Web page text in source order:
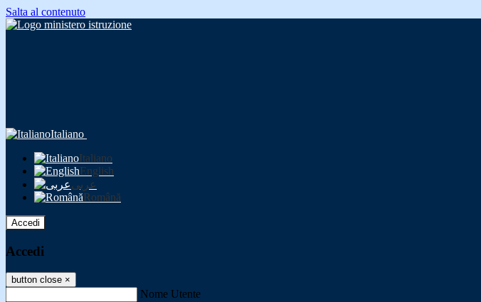
Salta al contenuto
Italiano
Italiano
English
عربى
Română
Accedi
Accedi
button close ×
Nome Utente